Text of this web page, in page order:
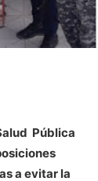
Pública
a evitar la